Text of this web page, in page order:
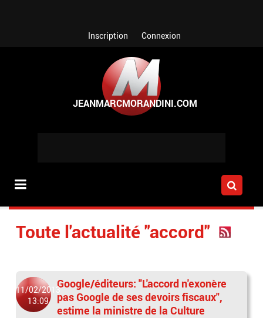
Inscription Connexion
Toute l'actualité "accord"
11/02/2013
13:09
Google/éditeurs: "L'accord n'exonère
pas Google de ses devoirs fiscaux",
estime la ministre de la Culture